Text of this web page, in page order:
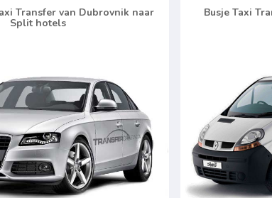
Transfer van Dubrovnik naar
Split hotels
Busje Taxi